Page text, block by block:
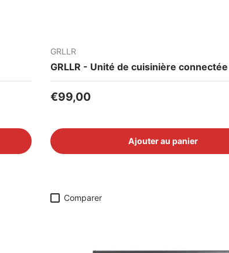
GRLLR
GRLLR - Unité de cuisinière connectée
Prix habituel
€99,00
Ajouter au panier
Comparer